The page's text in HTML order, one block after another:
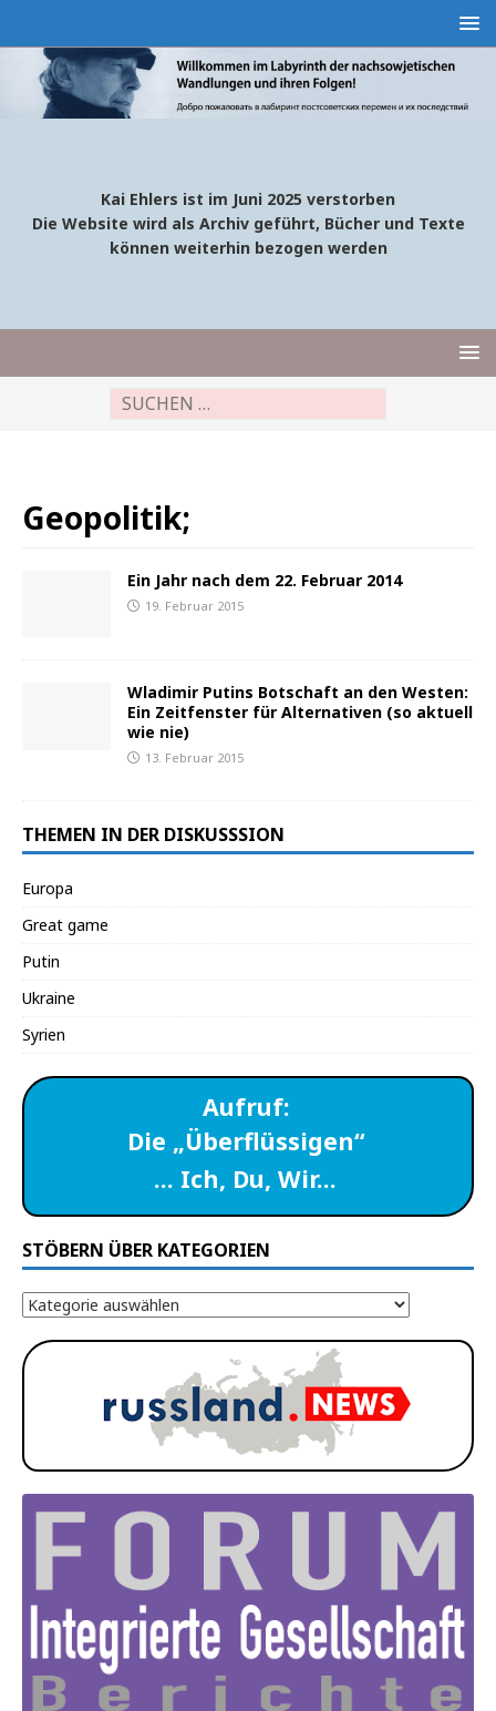
Kai Ehlers ist im Juni 2025 verstorben
Die Website wird als Archiv geführt, Bücher und Texte
können weiterhin bezogen werden
Geopolitik;
Ein Jahr nach dem 22. Februar 2014
19. Februar 2015
Wladimir Putins Botschaft an den Westen:
Ein Zeitfenster für Alternativen (so aktuell
wie nie)
13. Februar 2015
THEMEN IN DER DISKUSSSION
Europa
Great game
Putin
Ukraine
Syrien
Aufruf:
Die „Überflüssigen“
… Ich, Du, Wir…
STÖBERN ÜBER KATEGORIEN